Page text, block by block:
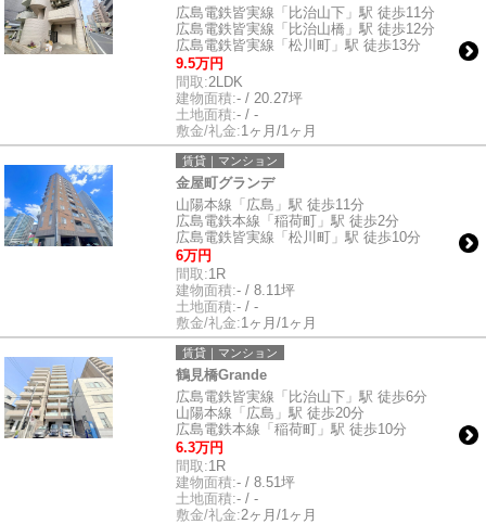
広島電鉄皆実線「比治山下」駅 徒歩11分
広島電鉄皆実線「比治山橋」駅 徒歩12分
広島電鉄皆実線「松川町」駅 徒歩13分
9.5万円
間取:2LDK
建物面積:- / 20.27坪
土地面積:- / -
敷金/礼金:1ヶ月/1ヶ月
賃貸｜マンション
金屋町グランデ
山陽本線「広島」駅 徒歩11分
広島電鉄本線「稲荷町」駅 徒歩2分
広島電鉄皆実線「松川町」駅 徒歩10分
6万円
間取:1R
建物面積:- / 8.11坪
土地面積:- / -
敷金/礼金:1ヶ月/1ヶ月
賃貸｜マンション
鶴見橋Grande
広島電鉄皆実線「比治山下」駅 徒歩6分
山陽本線「広島」駅 徒歩20分
広島電鉄本線「稲荷町」駅 徒歩10分
6.3万円
間取:1R
建物面積:- / 8.51坪
土地面積:- / -
敷金/礼金:2ヶ月/1ヶ月